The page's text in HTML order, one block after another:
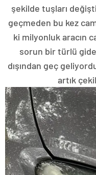
şekilde tuşları
geçmeden bu kez
ki milyonluk aracın
sorun bir türlü
dışından geç
artık